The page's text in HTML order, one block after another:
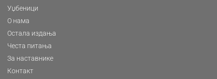
Уџбеници
О нама
Остала издања
Честа питања
За наставнике
Контакт